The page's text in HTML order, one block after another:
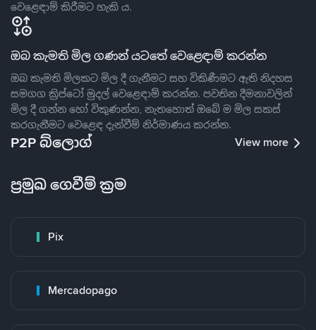
වෙළෙඳාම් කිරීමට හැකි ය.
ඔබ කැමති මිල ගණන් යටතේ වෙළෙඳාම් කරන්න
ඔබ කැමති මිලකට මිල දී ගැනීමට සහ විකිණීමට ඇති නිදහස
සමගග ක්‍රිප්ටෝ මුදල් වෙළෙඳාම් කරන්න. පවතින දීමනාවලින්
මිල දී ගන්න හෝ විකුණන්න, නැතහොත් ඔබේ ම මිල සකස්
කරගැනීමට වෙළෙඳ දැන්වීම් නිර්මාණය කරන්න.
P2P බ්ලොග් View more
ප්‍රමුඛ ගෙවීම් ක්‍රම
Pix
Mercadopago